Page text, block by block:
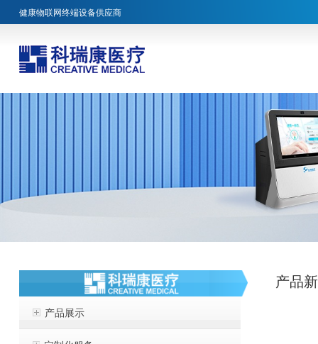
健康物联网终端设备供应商
产品展示
产品